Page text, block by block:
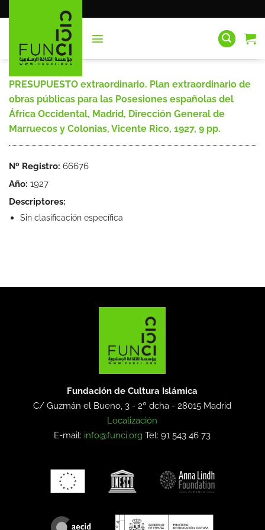
al
PRESUPUESTO extraordinario. Plan extraordinario de
obras públicas para las Posesiones españolas del
África Occidental, Madrid, Dirección General de
Marruecos y Colonias, Vicente Rico, 1927, 9 pp.
Nº Registro: 66676
Año: 1927
Descriptores:
Sin clasificación específica
Fundación de Cultura Islámica
C/ Guzmán el Bueno, 3 - 2º dcha -28015 Madrid
Localización
E-mail: info@funci.org Tel: 91 543 46 73